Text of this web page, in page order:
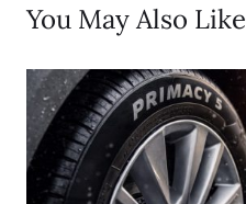
You May Also Like